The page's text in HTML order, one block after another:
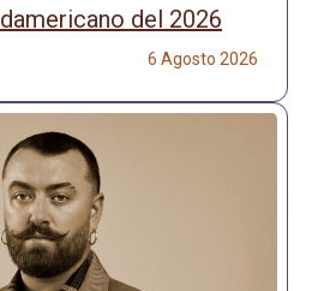
del 2026
6 Agosto 2026